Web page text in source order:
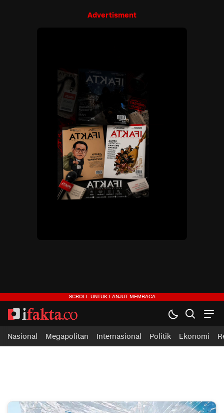
Advertisment
ifakta.co
#pastibenar
Nasional Megapolitan Internasional Politik Ekonomi